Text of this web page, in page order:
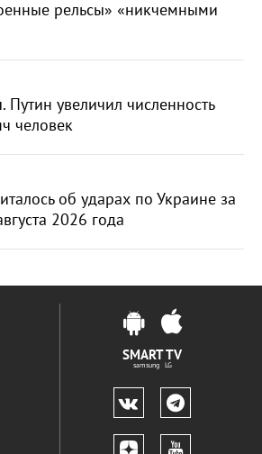
рельсы» «никчемными
Путин увеличил численность
человек
об ударах по Украине за
2026 года
SMART TV
samsung LG